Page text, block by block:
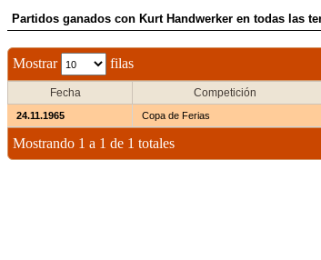
Partidos ganados con Kurt Handwerker en todas las
Mostrar filas
Fecha Competición
24.11.1965 Copa de Ferias
Mostrando 1 a 1 de 1 totales